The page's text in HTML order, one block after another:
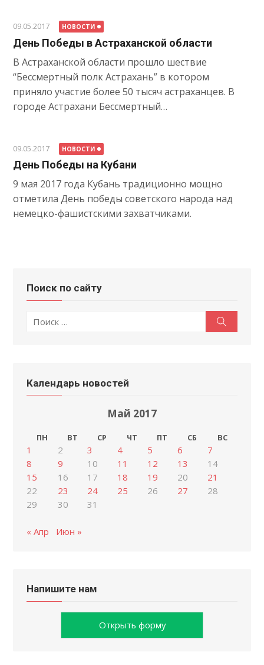
09.05.2017 НОВОСТИ
День Победы в Астраханской области
В Астраханской области прошло шествие
“Бессмертный полк Астрахань” в котором
приняло участие более 50 тысяч астраханцев. В
городе Астрахани Бессмертный…
09.05.2017 НОВОСТИ
День Победы на Кубани
9 мая 2017 года Кубань традиционно мощно
отметила День победы советского народа над
немецко-фашистскими захватчиками.
Поиск по сайту
по:
Календарь новостей
Май 2017
ПН ВТ СР ЧТ ПТ СБ ВС
1 2 3 4 5 6
7
8
9 10 11 12 13
14
15
16 17 18 19 20
21
22
23 24 25 26 27
28
29
30 31
« Апр Июн »
Напишите нам
Открыть форму